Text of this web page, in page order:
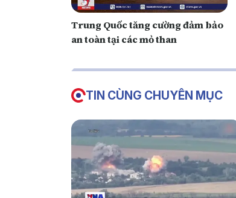
Trung Quốc tăng cường đảm bảo
an toàn tại các mỏ than
TIN CÙNG CHUYÊN MỤC